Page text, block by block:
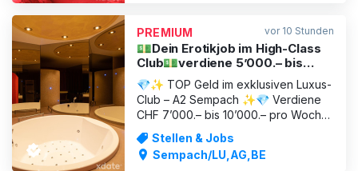
Dann bist du bei uns genau richtig.
Das Penthouse9 in
PREMIUM vor 10 Stunden
💵Dein Erotikjob im High-Class
Club💵verdiene 5’000.– bis
10’000.– pro Woche💵
💎✨ TOP Geld im exklusiven Luxus-
Club – A2 Sempach ✨💎 Verdiene
CHF 7’000.– bis 10’000.– pro Woche
– garantiert! Arbeiten im A2 – The
Club in Sempach (Luzern), einem der
TOP 3 exklusivsten Clubs der
Stellen & Jobs
Sempach/LU,AG,BE